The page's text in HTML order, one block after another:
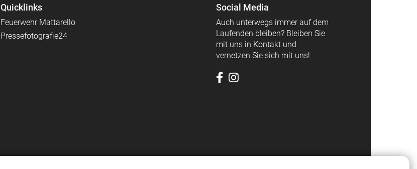
Quicklinks
Feuerwehr Mattarello
Pressefotografie24
Social Media
Auch unterwegs immer auf dem
Laufenden bleiben? Bleiben Sie
mit uns in Kontakt und
vernetzen Sie sich mit uns!